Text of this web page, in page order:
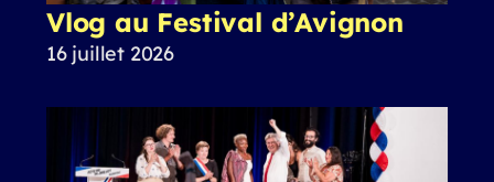
Vlog au Festival d’Avignon
16 juillet 2026